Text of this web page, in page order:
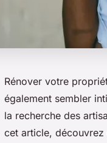
Rénover votre
également sembler
la recherche des
cet article, découvrez